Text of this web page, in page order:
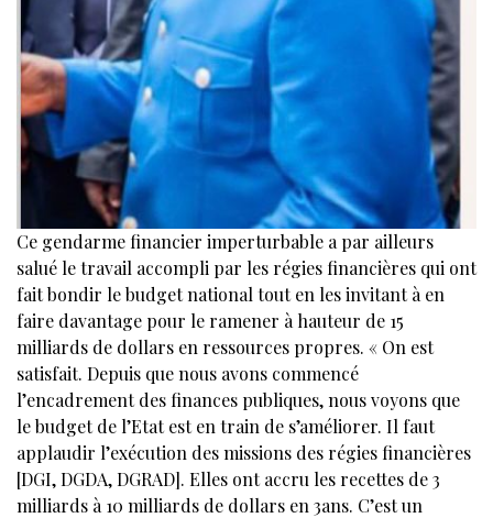
Ce gendarme financier imperturbable a par ailleurs
salué le travail accompli par les régies financières qui ont
fait bondir le budget national tout en les invitant à en
faire davantage pour le ramener à hauteur de 15
milliards de dollars en ressources propres. « On est
satisfait. Depuis que nous avons commencé
l’encadrement des finances publiques, nous voyons que
le budget de l’Etat est en train de s’améliorer. Il faut
applaudir l’exécution des missions des régies financières
[DGI, DGDA, DGRAD]. Elles ont accru les recettes de 3
milliards à 10 milliards de dollars en 3ans. C’est un